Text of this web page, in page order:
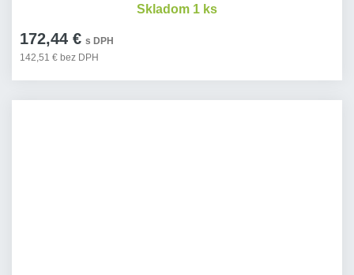
172,44 € s DPH
142,51 € bez DPH
Skladom 1 ks